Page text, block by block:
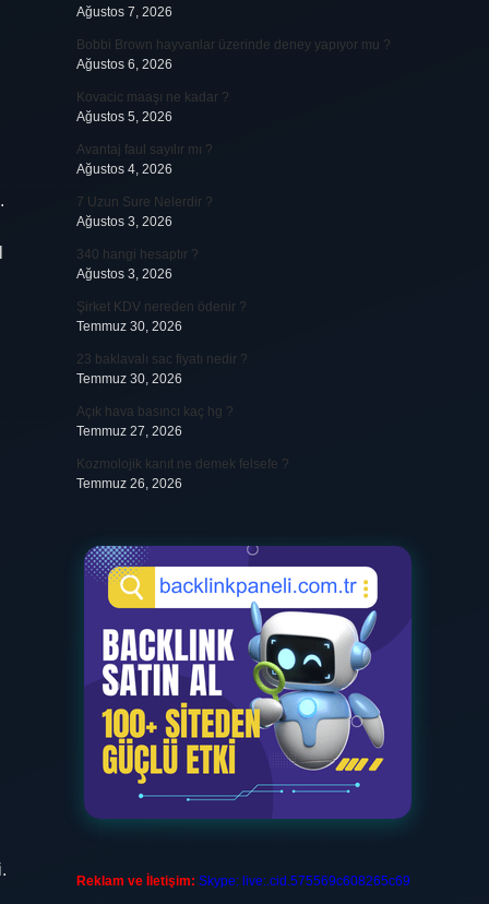
Ağustos 7, 2026
Bobbi Brown hayvanlar üzerinde deney yapıyor mu ?
Ağustos 6, 2026
Kovacic maaşı ne kadar ?
Ağustos 5, 2026
Avantaj faul sayılır mı ?
Ağustos 4, 2026
7 Uzun Sure Nelerdir ?
Ağustos 3, 2026
340 hangi hesaptır ?
Ağustos 3, 2026
Şirket KDV nereden ödenir ?
Temmuz 30, 2026
23 baklavalı sac fiyatı nedir ?
Temmuz 30, 2026
Açık hava basıncı kaç hg ?
Temmuz 27, 2026
Kozmolojik kanıt ne demek felsefe ?
Temmuz 26, 2026
Reklam ve İletişim: Skype: live:.cid.575569c608265c69